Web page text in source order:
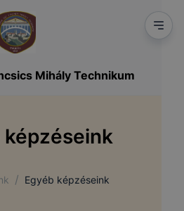
Mihály Technikum
képzéseink
/ Egyéb képzéseink